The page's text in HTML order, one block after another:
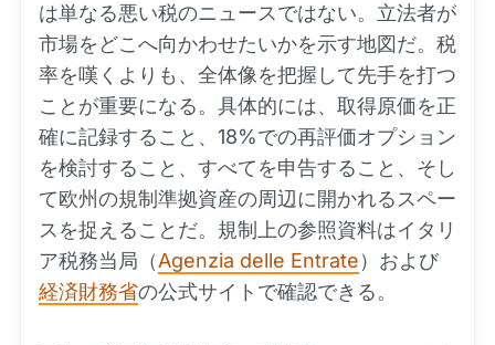
は単なる悪い税のニュースではない。立法者が
市場をどこへ向かわせたいかを示す地図だ。税
率を嘆くよりも、全体像を把握して先手を打つ
ことが重要になる。具体的には、取得原価を正
確に記録すること、18%での再評価オプション
を検討すること、すべてを申告すること、そし
て欧州の規制準拠資産の周辺に開かれるスペー
スを捉えることだ。規制上の参照資料はイタリ
ア税務当局（Agenzia delle Entrate）および
経済財務省の公式サイトで確認できる。